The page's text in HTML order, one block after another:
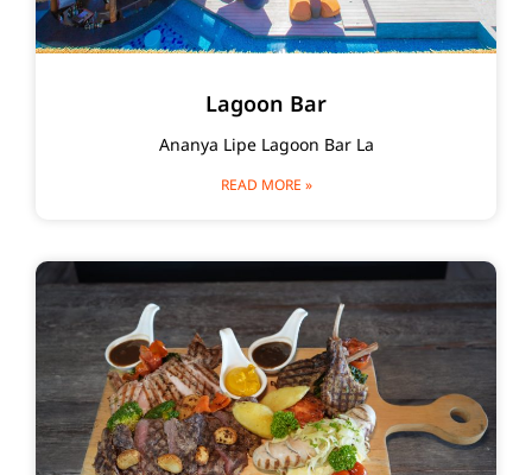
Lagoon Bar
Ananya Lipe Lagoon Bar La
READ MORE »